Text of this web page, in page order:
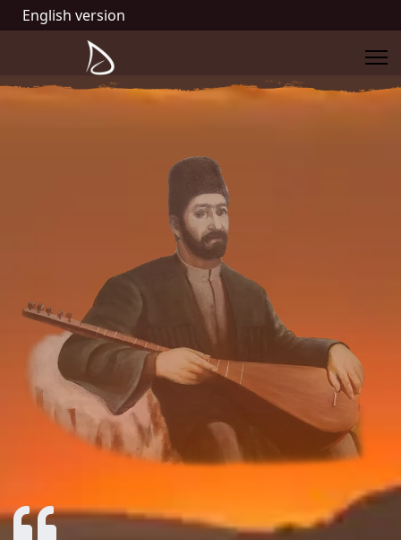
English version